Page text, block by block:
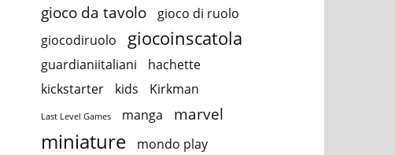
gioco da tavolo
gioco di ruolo
giocodiruolo
giocoinscatola
guardianiitaliani
hachette
kickstarter
kids Kirkman
Last Level Games manga marvel
miniature mondo play